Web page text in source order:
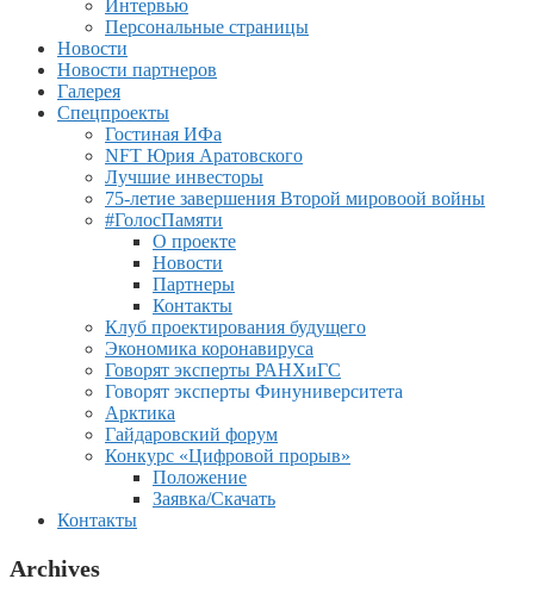
Интервью
Персональные страницы
Новости
Новости партнеров
Галерея
Спецпроекты
Гостиная ИФа
NFT Юрия Аратовского
Лучшие инвесторы
75-летие завершения Второй мировоой войны
#ГолосПамяти
О проекте
Новости
Партнеры
Контакты
Клуб проектирования будущего
Экономика коронавируса
Говорят эксперты РАНХиГС
Говорят эксперты Финуниверситета
Арктика
Гайдаровский форум
Конкурс «Цифровой прорыв»
Положение
Заявка/Скачать
Контакты
Archives